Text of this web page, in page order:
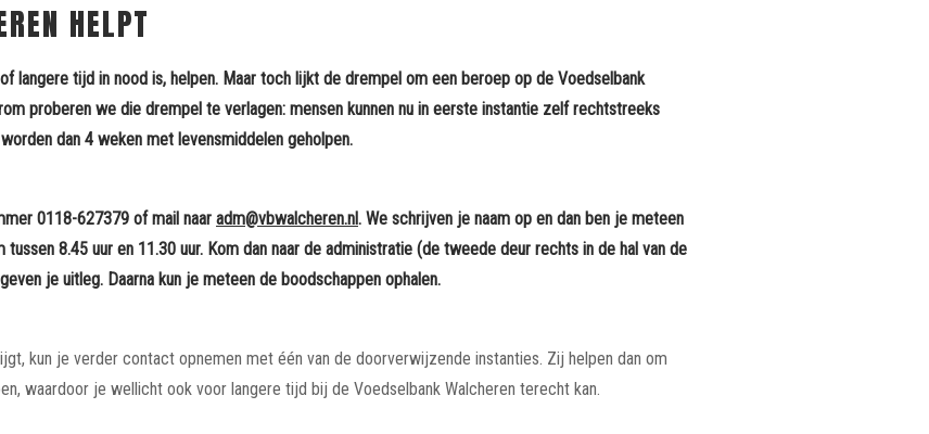
HELPT
langere tijd in nood is, helpen. Maar toch lijkt de drempel om een beroep op de Voedselbank
proberen we die drempel te verlagen: mensen kunnen nu in eerste instantie zelf rechtstreeks
dan 4 weken met levensmiddelen geholpen.
0118-627379 of mail naar adm@vbwalcheren.nl. We schrijven je naam op en dan ben je meteen
8.45 uur en 11.30 uur. Kom dan naar de administratie (de tweede deur rechts in de hal van de
je uitleg. Daarna kun je meteen de boodschappen ophalen.
kun je verder contact opnemen met één van de doorverwijzende instanties. Zij helpen dan om
waardoor je wellicht ook voor langere tijd bij de Voedselbank Walcheren terecht kan.